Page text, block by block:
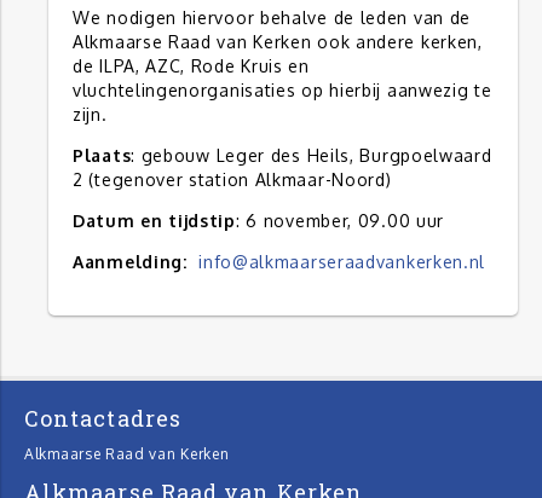
We nodigen hiervoor behalve de leden van de
Alkmaarse Raad van Kerken ook andere kerken,
de ILPA, AZC, Rode Kruis en
vluchtelingenorganisaties op hierbij aanwezig te
zijn.
Plaats: gebouw Leger des Heils, Burgpoelwaard
2 (tegenover station Alkmaar-Noord)
Datum en tijdstip: 6 november, 09.00 uur
Aanmelding: info@alkmaarseraadvankerken.nl
Contactadres
Alkmaarse Raad van Kerken
Alkmaarse Raad van Kerken